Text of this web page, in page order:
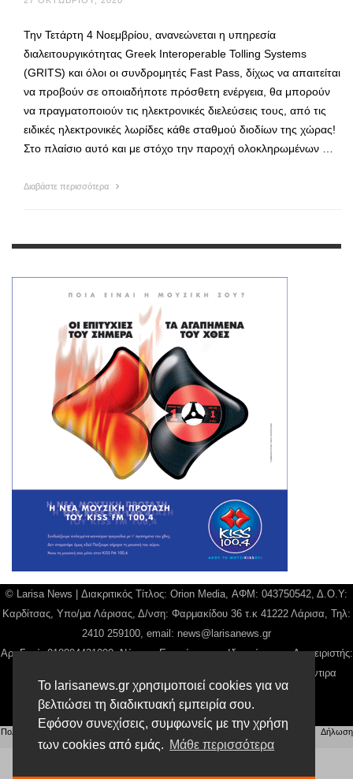
Το larisanews.gr χρησιμοποιεί cookies για να
βελτιώσει τη διαδικτυακή εμπειρία σου.
Εφόσον συνεχίσεις, συμφωνείς με την χρήση
των cookies από εμάς. Μάθε περισσότερα
Την Τετάρτη 4 Νοεμβρίου, ανανεώνεται η υπηρεσία
διαλειτουργικότητας Greek Interoperable Tolling Systems
(GRITS) και όλοι οι συνδρομητές Fast Pass, δίχως να απαιτείται
να προβούν σε οποιαδήποτε πρόσθετη ενέργεια, θα μπορούν
να πραγματοποιούν τις ηλεκτρονικές διελεύσεις τους, από τις
ειδικές ηλεκτρονικές λωρίδες κάθε σταθμού διοδίων της χώρας!
Στο πλαίσιο αυτό και με στόχο την παροχή ολοκληρωμένων …
Διαβάστε περισσότερα
© Larisa News | Διακριτικός Τίτλος: Orion Media, ΑΦΜ: 043750542, Δ.Ο.Υ:
Καρδίτσας, Υπο/μα Λάρισας, Δ/νση: Φαρμακίδου 36 τ.κ 41222 Λάρισα, Τηλ:
2410 259100, email: news@larisanews.gr
Αρ. Γεμή: 018804431000, Νόμιμος Εκπρόσωπος, Ιδιοκτήτης και Διαχειριστής:
Παναγιώτης Φιλίππου, Διευθύντρια: Γιαννουσά Βασιλική, Διευθύντιρα
Σύνταξης: Μπαλαμπάνη Βασιλική.
Δικαιούχος domain name Παναγιώτης Φιλίππου
Πολιτική Απορρήτου Αίτηση Διαχείρισης Προσωπικών Δεδομένων |Όροι χρήσης
Δήλωση
Συμμόρφωσης